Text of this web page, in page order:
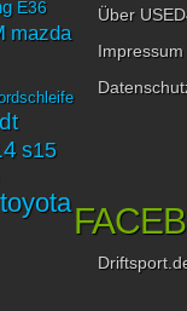
E36
mazda
s15
toyota
Über
Impressum